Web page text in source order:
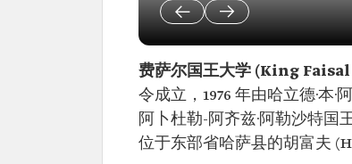
费萨尔国王大学 (King
令成立，1976 年由哈立德·本
阿卜杜勒-阿齐兹·阿勒沙特国
位于东部省哈萨县的胡富夫